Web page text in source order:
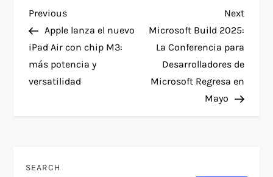
P
o
s
a
Previous
Post
Previous
Apple lanza el nuevo
iPad Air con chip M3:
más potencia y
versatilidad
Next
Post
Next
Microsoft Build 2025:
La Conferencia para
Desarrolladores de
Microsoft Regresa en
Mayo
SEARCH